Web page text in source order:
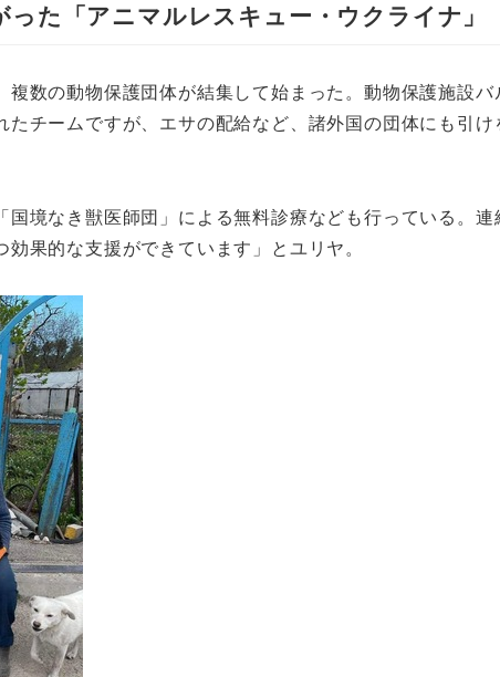
た「アニマルレスキュー・ウクライナ」
数の動物保護団体が結集して始まった。動物保護施設
チームですが、エサの配給など、諸外国の団体にも引
境なき獣医師団」による無料診療なども行っている。連
果的な支援ができています」とユリヤ。